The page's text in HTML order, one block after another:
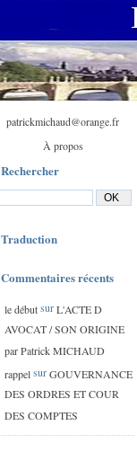
patrickmichaud@orange.fr
À propos
Rechercher
Traduction
Commentaires récents
le débutsurL'ACTE D
AVOCAT / SON ORIGINE
par Patrick MICHAUD
rappelsurGOUVERNANCE
DES ORDRES ET COUR
DES COMPTES